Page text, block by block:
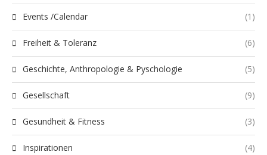
Events /Calendar (1)
Freiheit & Toleranz (6)
Geschichte, Anthropologie & Pyschologie (5)
Gesellschaft (9)
Gesundheit & Fitness (3)
Inspirationen (4)